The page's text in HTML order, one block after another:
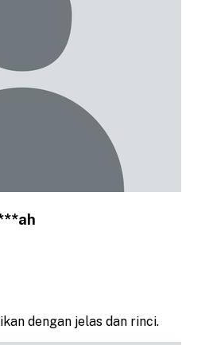
dengan jelas dan rinci.